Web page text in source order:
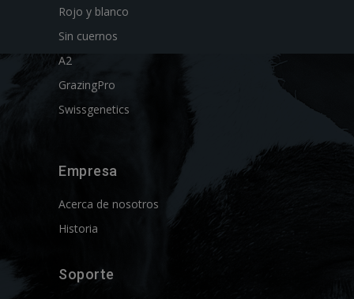
Rojo y blanco
Sin cuernos
A2
GrazingPro
Swissgenetics
Empresa
Acerca de nosotros
Historia
Soporte